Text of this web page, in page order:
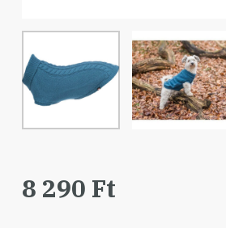
8 290 Ft